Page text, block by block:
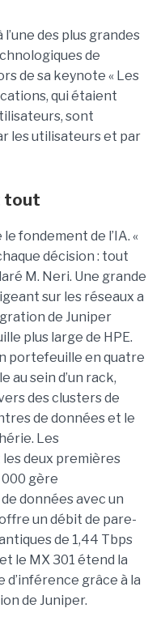
l’une des plus grandes
de
de sa keynote « Les
qui étaient
sont
les utilisateurs et par
tout
fondement de l’IA. «
décision : tout
M. Neri. Une grande
sur les réseaux a
de Juniper
plus large de HPE.
portefeuille en quatre
au sein d’un rack,
des clusters de
de données et le
Les
deux premières
000 gère
données avec un
un débit de pare-
de 1,44 Tbps
le MX 301 étend la
grâce à la
de Juniper.